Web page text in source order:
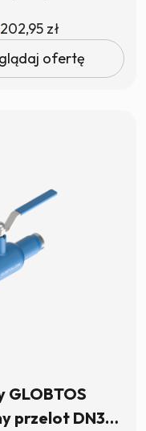
202,95 zł
ofertę
GLOBTOS
przelot DN32